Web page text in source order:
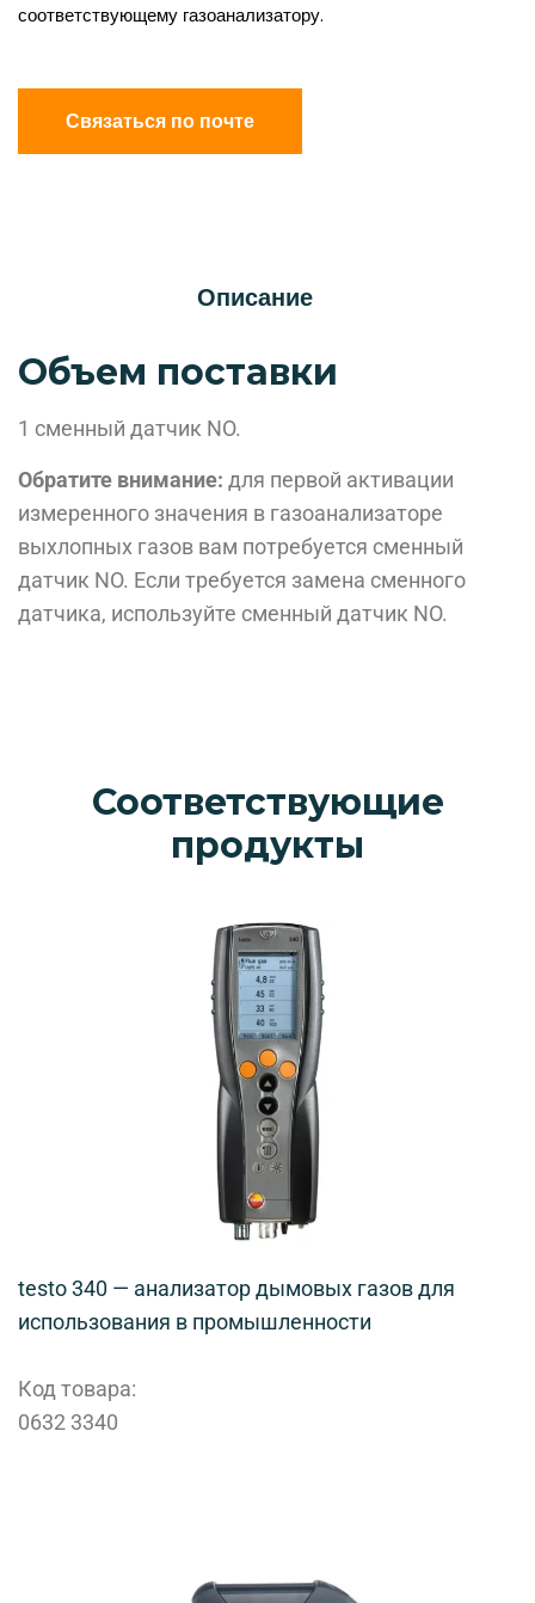
соответствующему газоанализатору.
Связаться по почте
Описание
Объем поставки
1 сменный датчик NO.
Обратите внимание: для первой активации
измеренного значения в газоанализаторе
выхлопных газов вам потребуется сменный
датчик NO. Если требуется замена сменного
датчика, используйте сменный датчик NO.
Соответствующие
продукты
testo 340 — анализатор дымовых газов для
использования в промышленности
Код товара:
0632 3340